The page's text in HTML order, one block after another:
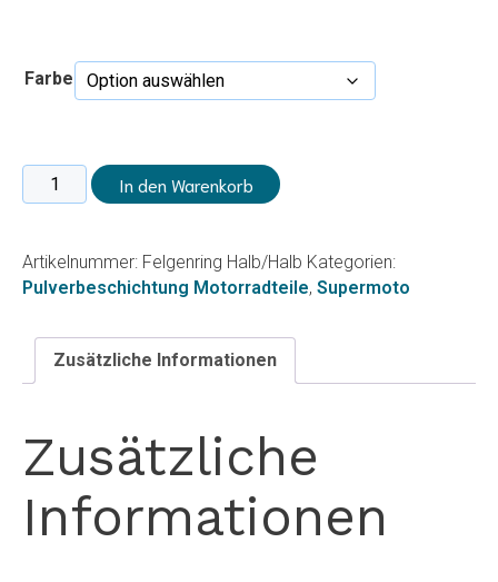
Farbe
Felgenring
Halb/Halb
In den Warenkorb
Artikelnummer: Felgenring Halb/Halb Kategorien:
Pulverbeschichtung Motorradteile, Supermoto
Zusätzliche Informationen
Zusätzliche
Informationen